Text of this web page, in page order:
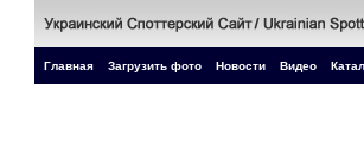
Главная Загрузить фото Новости Видео